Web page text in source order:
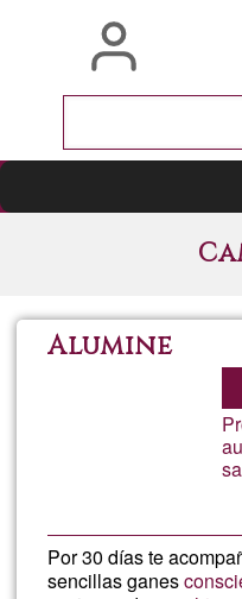
Alumine
Por 30 días te
sencillas ganes